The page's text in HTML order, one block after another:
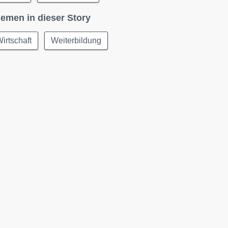
in dieser Story
Weiterbildung